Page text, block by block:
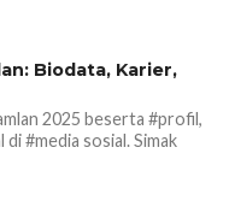
Biodata, Karier,
2025 beserta #profil,
#media sosial. Simak